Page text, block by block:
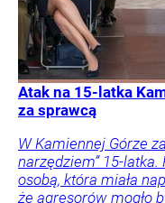
Atak na 15-latka
za sprawcą
W Kamiennej Górze
narzędziem” 15-
osobą, która miała
że agresorów mogło